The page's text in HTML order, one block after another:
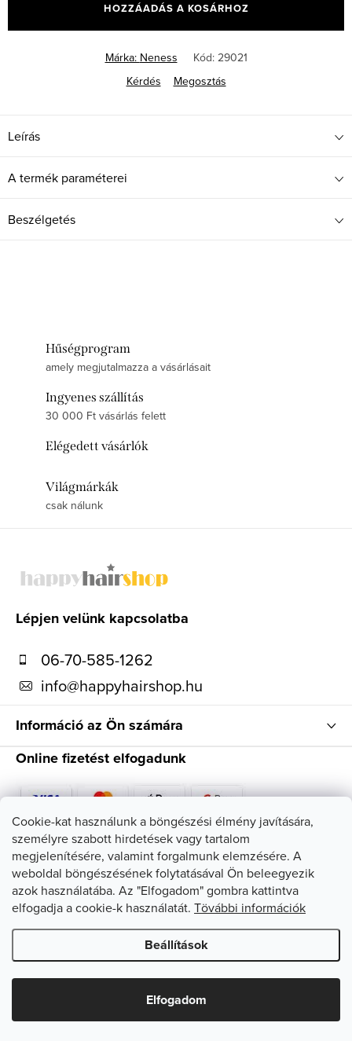
Cookie-kat használunk a böngészési élmény javítására,
személyre szabott hirdetések vagy tartalom
megjelenítésére, valamint forgalmunk elemzésére. A
weboldal böngészésének folytatásával Ön beleegyezik
azok használatába. Az "Elfogadom" gombra kattintva
elfogadja a cookie-k használatát. Tövábbi információk
Beállítások
Elfogadom
HOZZÁADÁS A KOSÁRHOZ
Márka: Neness Kód: 29021
Kérdés
Megosztás
Leírás
A termék paraméterei
Beszélgetés
Hűségprogram
amely megjutalmazza a vásárlásait
Ingyenes szállítás
30 000 Ft vásárlás felett
Elégedett vásárlók
Világmárkák
csak nálunk
Lépjen velünk kapcsolatba
06-70-585-1262
info@happyhairshop.hu
Információ az Ön számára
Online fizetést elfogadunk
Kövessen minket
Shoptet készítette
Copyright 2026HappyHairShop. Minden jog fenntartva.Süti
beállítások szerkesztése